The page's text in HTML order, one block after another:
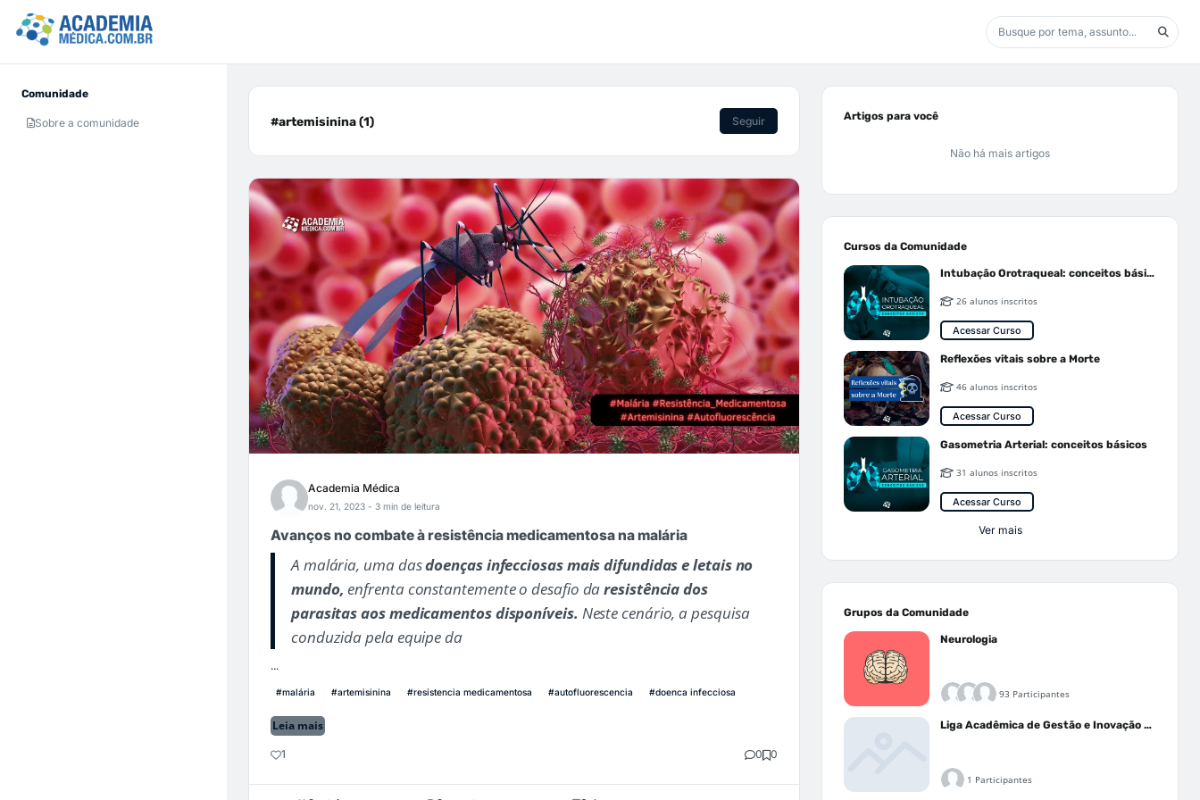
Comunidade
Sobre a comunidade #artemisinina (1) Seguir
Academia Médica
nov. 21, 2023 - 3 min de leitura
Avanços no combate à resistência medicamentosa na malária
A malária, uma dasdoenças infecciosas mais difundidas e letais no
mundo,enfrenta constantemente o desafio daresistência dos
parasitas aos medicamentos disponíveis. Neste cenário, a pesquisa
conduzida pela equipe da
...
#malária #artemisinina #resistencia medicamentosa #autofluorescencia #doenca infecciosa
Leia mais
1 0 0
Artigos para você
Não há mais artigos
Cursos da Comunidade
Intubação Orotraqueal: conceitos básicos
26 alunos inscritos
Acessar Curso
Reflexões vitais sobre a Morte
46 alunos inscritos
Acessar Curso
Gasometria Arterial: conceitos básicos
31 alunos inscritos
Acessar Curso
Ver mais
Grupos da Comunidade
Neurologia
93 Participantes
Liga Acadêmica de Gestão e Inovação Médica - LAGIM
1 Participantes